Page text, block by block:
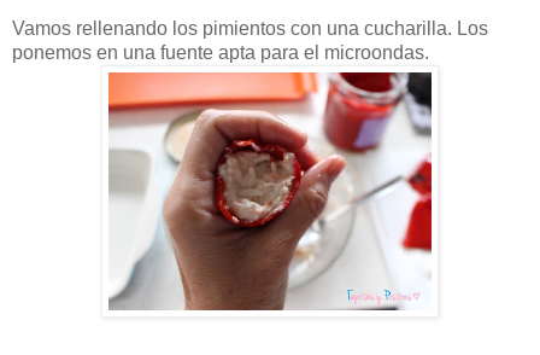
Vamos rellenando los pimientos con una cucharilla. Los
ponemos en una fuente apta para el microondas.